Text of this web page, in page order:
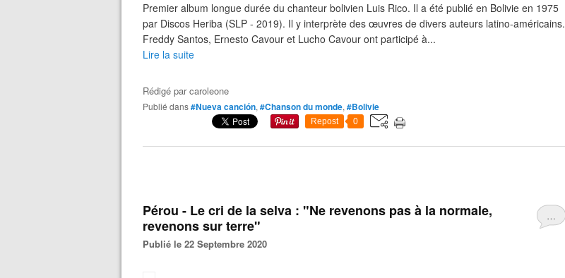
Premier album longue durée du chanteur bolivien Luis Rico. Il a été publié en Bolivie en 1975
par Discos Heriba (SLP - 2019). Il y interprète des œuvres de divers auteurs latino-américains.
Freddy Santos, Ernesto Cavour et Lucho Cavour ont participé à...
Lire la suite
Rédigé parcaroleone
Publié dans#Nueva canción, #Chanson du monde, #Bolivie
Repost 0
…
Pérou - Le cri de la selva : "Ne revenons pas à la normale,
revenons sur terre"
Publié le 22 Septembre 2020